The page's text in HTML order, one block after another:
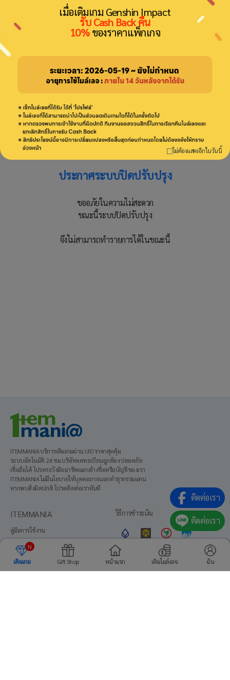
This service is exclusively for Thailand (TH) Region IDs only.
will be issued as a refund to your account.)🙏
ประกาศระบบปิดปรับปรุง
ขออภัยในความไม่สะดวก
ขณะนี้ระบบปิดปรับปรุง
จึงไม่สามารถทำรายการได้ในขณะนี้
เมื่อเติมเกม Genshin Impact
รับ Cash Back คืน
10%ของราคาแพ็กเกจ
ไม่ต้องแสดงอีกในวันนี้
ติดต่อเรา
ติดต่อเรา
ITEMMANIA บริการเติมเกมผ่าน UID ราคาสุดคุ้ม
ระบบอัตโนมัติ 24 ชม.บริษัทจดทะเบียนถูกต้อง ปลอดภัย
เชื่อถือได้ โปรดระวังมิจฉาชีพแอบอ้างชื่อหรือบัญชีของเรา
ITEMMANIA ไม่มีนโยบายให้บุคคลภายนอกทำธุรกรรมแทน
หากพบสิ่งผิดปกติ โปรดติดต่อเราทันที
ITEMMANIA
คู่มือการใช้งาน
About us
ข้อตกลงการใช้งาน
นโยบายความเป็นส่วนตัว
วิธีการชำระเงิน
N
เติมเกม
Gift Shop หน้าแรก เติมไมล์เลจ ฉัน